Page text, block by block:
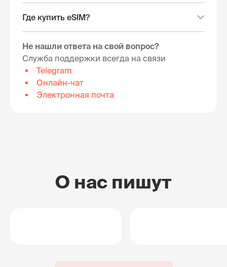
Где купить eSIM?
Не нашли ответа на свой вопрос?
Служба поддержки всегда на связи
Telegram
Онлайн-чат
Электронная почта
О нас пишут